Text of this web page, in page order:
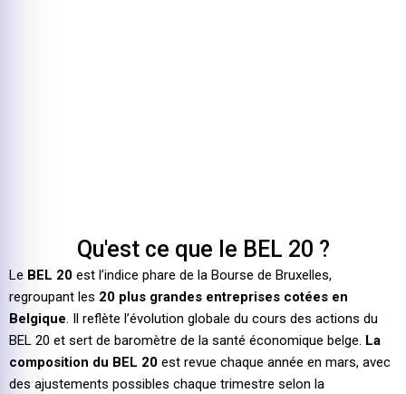
Qu'est ce que le BEL 20 ?
Le BEL 20 est l’indice phare de la Bourse de Bruxelles,
regroupant les 20 plus grandes entreprises cotées en
Belgique. Il reflète l’évolution globale du cours des actions du
BEL 20 et sert de baromètre de la santé économique belge. La
composition du BEL 20 est revue chaque année en mars, avec
des ajustements possibles chaque trimestre selon la